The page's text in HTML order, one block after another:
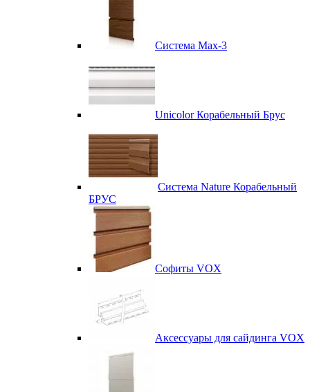
Система Max-3
Unicolor Корабельный Брус
Система Nature Корабельный
БРУС
Софиты VOX
Аксессуары для сайдинга VOX